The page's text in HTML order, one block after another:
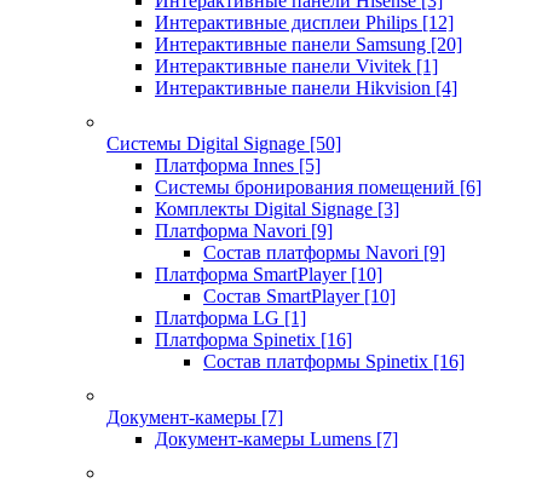
Интерактивные дисплеи Philips [12]
Интерактивные панели Samsung [20]
Интерактивные панели Vivitek [1]
Интерактивные панели Hikvision [4]
Системы Digital Signage [50]
Платформа Innes [5]
Системы бронирования помещений [6]
Комплекты Digital Signage [3]
Платформа Navori [9]
Состав платформы Navori [9]
Платформа SmartPlayer [10]
Состав SmartPlayer [10]
Платформа LG [1]
Платформа Spinetix [16]
Состав платформы Spinetix [16]
Документ-камеры [7]
Документ-камеры Lumens [7]